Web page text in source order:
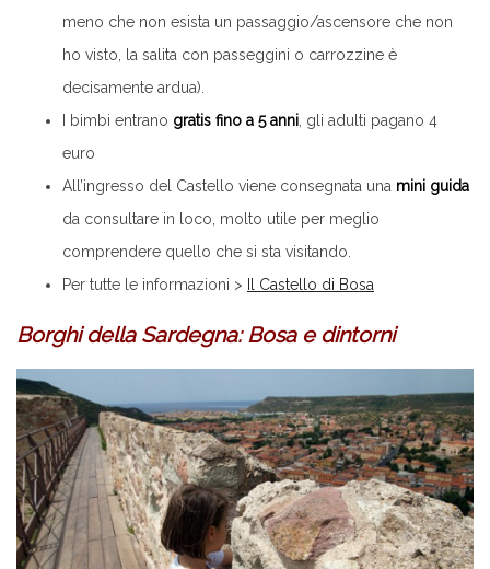
meno che non esista un passaggio/ascensore che non
ho visto, la salita con passeggini o carrozzine è
decisamente ardua).
I bimbi entrano gratis fino a 5 anni, gli adulti pagano 4
euro
All’ingresso del Castello viene consegnata una mini guida
da consultare in loco, molto utile per meglio
comprendere quello che si sta visitando.
Per tutte le informazioni > Il Castello di Bosa
Borghi della Sardegna: Bosa e dintorni